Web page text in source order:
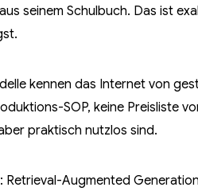
seinem Schulbuch. Das ist
kennen das Internet von
SOP, keine Preisliste
praktisch nutzlos sind.
Retrieval-Augmented